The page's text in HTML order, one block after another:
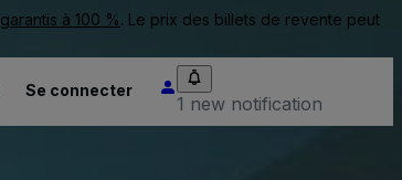
garantis à 100 %. Le prix des billets de revente peut
Se connecter
1 new notification